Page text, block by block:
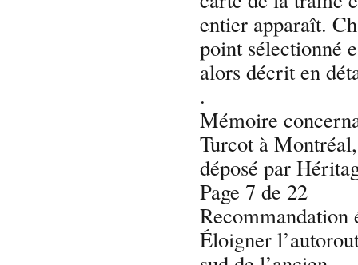
entier apparaît.
point sélectionné
alors décrit en
.
Mémoire
Turcot à
déposé par
Page 7 de 22
Recommandation
Éloigner